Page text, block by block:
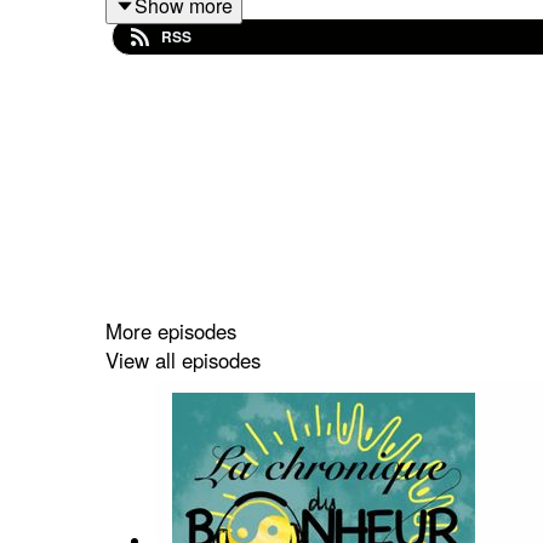
Ensemble faisons en sorte que Radio Canal
RSS
More episodes
View all episodes